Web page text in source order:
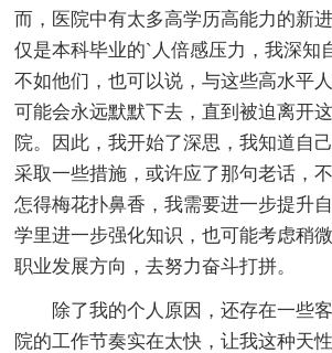
而，医院中有太多高学历高能力的新
仅是本科毕业的`人倍感压力，我深知
不如他们，也可以说，与这些高水平
可能会永远默默下去，直到被迫离开
院。因此，我开始了深思，我知道自
采取一些措施，或许应了那句老话，
怎得梅花扑鼻香，我需要进一步提升
学里进一步强化知识，也可能考虑稍
职业发展方向，去努力奋斗打拼。
除了我的个人原因，还存在一些客
院的工作节奏实在太快，让我这种天